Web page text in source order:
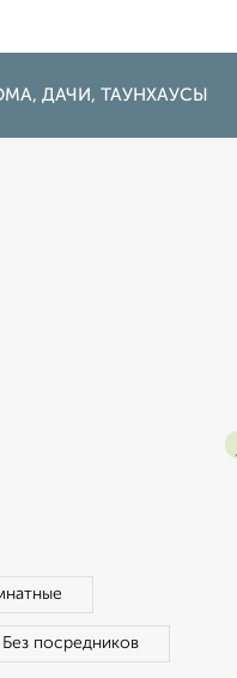
ДАЧИ, ТАУНХАУСЫ
Без посредников